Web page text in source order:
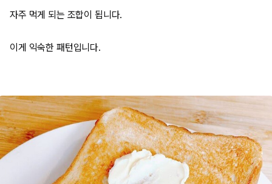
자주 먹게 되는 조합이 됩니다.
이게 익숙한 패턴입니다.